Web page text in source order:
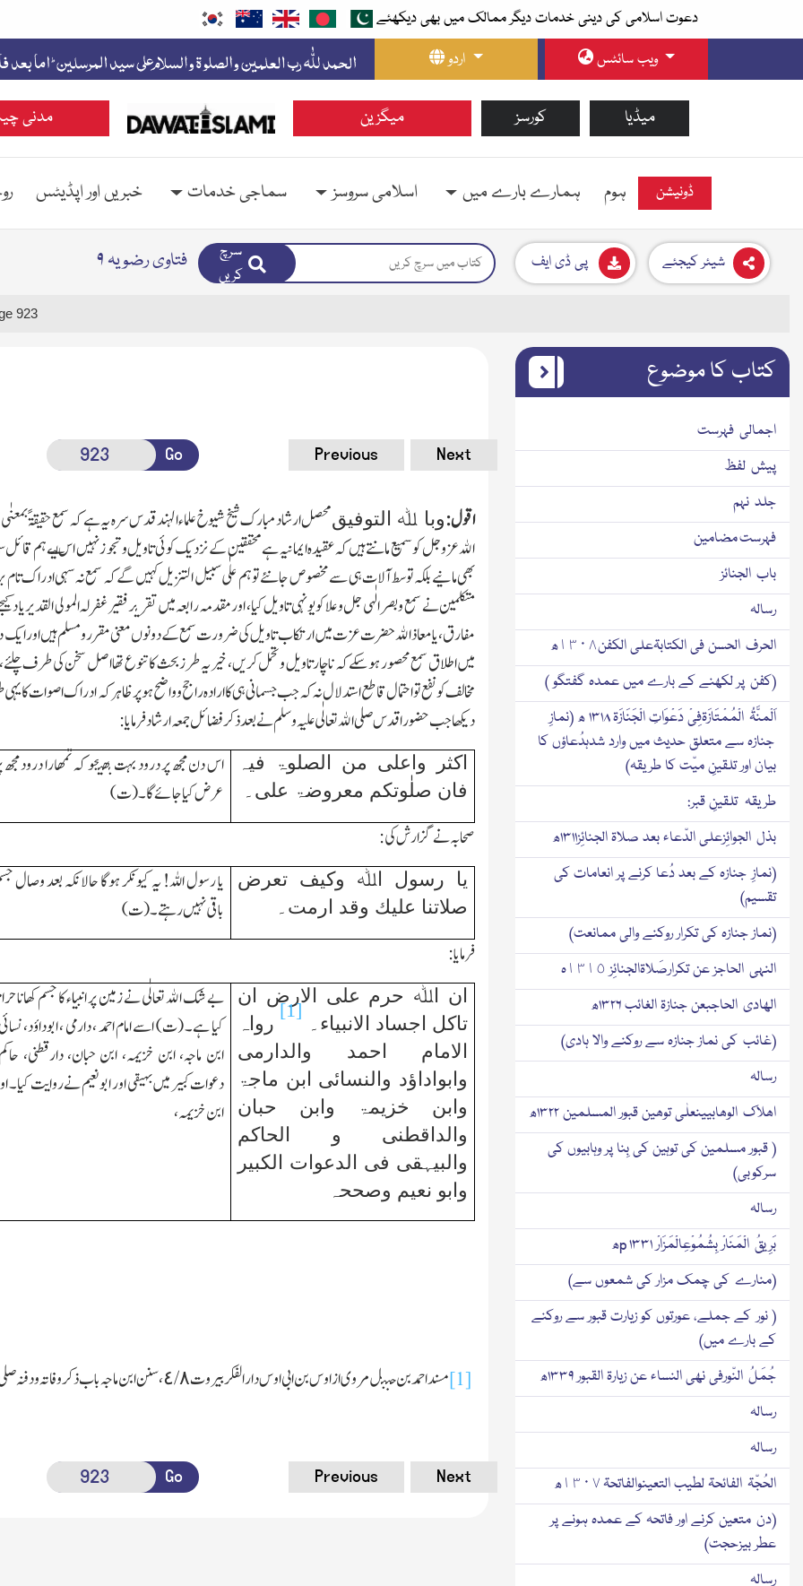
دعوت اسلامی کی دینی خدمات دیگر ممالک میں بھی دیکھئے
اردو
ویب سائٹس
مدنی میگزین کورسز میڈیا
ہوم ہمارے بارے میں اسلامی سروسز سماجی خدمات خبریں اور اپڈیٹس ڈونیشن
فتاوی رضویہ ۹
سرچ
کریں
پی ڈی ایف شیئر کیجئے
923
Go Previous Next
اقول:وبا ﷲ التوفیق محصل ارشاد مبارك شیخ شیوخ علماء الہند قدس سرہ یہ ہے کہ سمع حقیقۃً
اﷲ عزوجل کو سمیع مانتے ہیں کہ عقیدہ ایمانیہ ہے محققین کے نزدیك کوئی تاویل وتجوز نہیں اس لیے ہم قائل
بھی مانیے بلکہ توسط آلات ہی سے مخصوص جانئے تو ہم علٰی سبیل التنزیل کہیں گے کہ سمع نہ سہی ادراك تام
متکلمین نے سمع وبصر الٰہی جل وعلا کو یونہی تاویل کیا، اور مقدمہ رابعہ میںتقریر فقیر غفرلہ المولی القدیر یا د
مفارق، یا معاذاﷲ حضرت عزت میں ارتکاب تاویل کی ضرورت سمع کے دونوں معنی مقرر ومسلم ہیں اور ایك
میں اطلاق سمع محصور ہوسکے کہ ناچار تاویل وتحمل کریں، خیر یہ طرز بحث کا تنوع تھا اصل سخن کی طرف
مخالف کو نفع تو احتمال قاطع استدلال نہ کہ جب جسمانی ہی کا ارادہ راجح وواضح ہو پر ظاہر کہ ادراك اصوات کا
دیکھا جب حضور اقدس صلی اﷲ تعالٰی علیہ وسلم نے بعد ذکر فضائل جمعہ ارشاد فرمایا:
اکثر واعلی من الصلوۃ فیہ
فان صلٰوتکم معروضۃ علی۔
اس دن مجھ پر درود بہت بھیجو کہ تمھارا درود مجھ
عرض کیا جائے گا۔ (ت)
صحابہ نے گزارش کی:
یا رسول اﷲ وکیف تعرض
صلاتنا علیك وقد ارمت۔
یا رسول اللہ! یہ کیونکر ہوگا حالانکہ بعد وصال
باقی نہیں رہتے۔ (ت)
فرمایا:
ان اﷲ حرم علی الارض ان
تاکل اجساد الانبیاء ۔
[1]
رواہ
الامام احمد والدارمی
وابواداؤد والنسائی ابن ماجۃ
وابن خزیمۃ وابن حبان
والداقطنی و الحاکم
والبیہقی فی الدعوات الکبیر
وابو نعیم وصححہ
بے شك اﷲ تعالٰی نے زمین پر انبیاء کا جسم کھانا
کیا ہے۔ (ت) اسے امام احمد ، دارمی ، ابوداؤد،
ابن ماجہ، ابن خزیمہ، ابن حبان، دارقطنی،
دعوات کبیر میں بہیقی اور ابو نعیم نے روایت کیا۔
ابن خزیمہ،
[1]مسند احمد بن حنب
Go Previous Next
کتاب کا موضوع
اجمالی فہرست
پیش لفظ
جلد نہم
فہرست مضامین
باب الجنائز
رسالہ
الحرف الحسن فی الکتابۃعلی الکفن١٣٠٨ھ
(کفن پر لکھنے کے بارے میں عمدہ گفتگو )
اَلْمنَّۃُ الْمُمْتَازَۃفِیْ دَعْوَاتِ الْجَنَازَۃ ۱۳۱۸ ھ (نمازِ
جنازہ سے متعلق حدیث میں وارد شدہدُعاؤں کا
بیان اور تلقینِ میّت کا طریقہ)
طریقہ تلقینِ قبر:
بذل الجوائِزعلی الدّعاء بعد صلاۃ الجنائِز۱۳۱۱ھ
(نمازِ جنازہ کے بعد دُعا کرنے پر انعامات کی
تقسیم)
(نماز جنازہ کی تکرار روکنے والی ممانعت)
النہی الحاجز عن تکرارصَلاۃالجنائِز ١٣١٥ہ
الھادی الحاجبعن جنازۃ الغائب ۱۳۲۶ھ
(غائب کی نماز جنازہ سے روکنے والا ہادی)
رسالہ
اھلاك الوھابیینعلٰی توھین قبور المسلمین ۱۳۲۲ھ
( قبور مسلمین کی توہین کی بِنا پر وہابیوں کی
سرکوبی)
رسالہ
بَرِیقُ الْمَنَارْ بِشُمُوْعِالْمَزَارْ p ۱۳۳۱ھ
(منارے کی چمك مزار کی شمعوں سے)
( نور کے جملے، عورتوں کو زیارت قبور سے روکنے
کے بارے میں)
جُمَلُ النّورفی نھی النساء عن زیارۃ القبور ۱۳۳۹ھ
رسالہ
رسالہ
الحُجّۃ الفائحۃ لطیب التعینوالفاتحۃ ١٣٠٧ھ
(دن متعین کرنے اور فاتحہ کے عمدہ ہونے پر
عطر بیزحجت)
رسالہ